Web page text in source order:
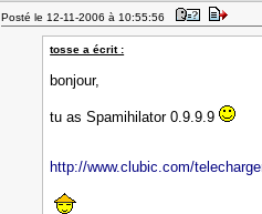
Posté le 12-11-2006 à 10:55:56
tosse a écrit :
bonjour,
tu as Spamihilator 0.9.9.9
http://www.clubic.com/